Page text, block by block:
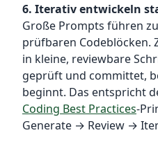
6. Iterativ entwickeln
Große Prompts führen
prüfbaren Codeblöcken.
in kleine, reviewbare
geprüft und committet,
beginnt. Das entspricht
Coding Best Practices-
Generate → Review →